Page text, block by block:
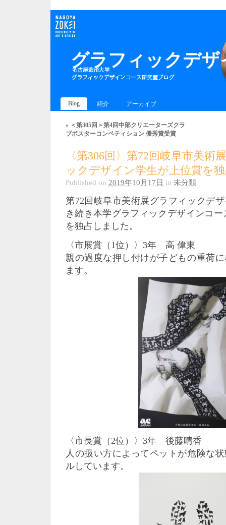
グラフィックデ
Blog 紹介 アーカイブ
« ＜第305回＞第4回中部クリエーターズクラ
ブポスターコンペティション 優秀賞受賞
〈第306回〉第72回岐阜市美術
ックデザイン学生が上位賞を
Published on 2019年10月17日 in 未分類
第72回岐阜市美術展グラフィックデ
き続き本学グラフィックデザインコ
を独占しました。
〈市展賞（1位）〉3年 高 偉東
親の過度な押し付けが子どもの重荷
ます。
〈市長賞（2位）〉3年 後藤晴香
人の扱い方によってペットが危険な
ルしています。